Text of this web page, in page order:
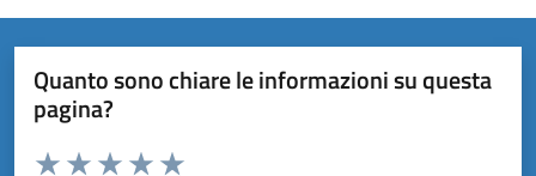
Quanto sono chiare le informazioni su questa
pagina?
Domanda
Valuta da 1 a 5 stelle la pagina